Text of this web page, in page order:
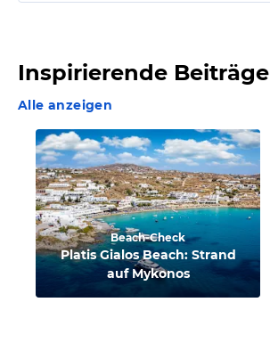
Inspirierende Beiträge
Alle anzeigen
Beach-Check
Platis Gialos Beach: Strand
auf Mykonos